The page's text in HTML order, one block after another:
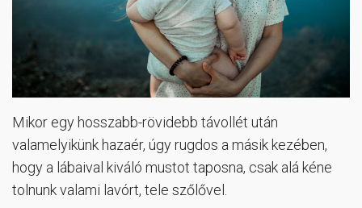
Mikor egy hosszabb-rövidebb távollét után
valamelyikünk hazaér, úgy rugdos a másik kezében,
hogy a lábaival kiváló mustot taposna, csak alá kéne
tolnunk valami lavórt, tele szőlővel.